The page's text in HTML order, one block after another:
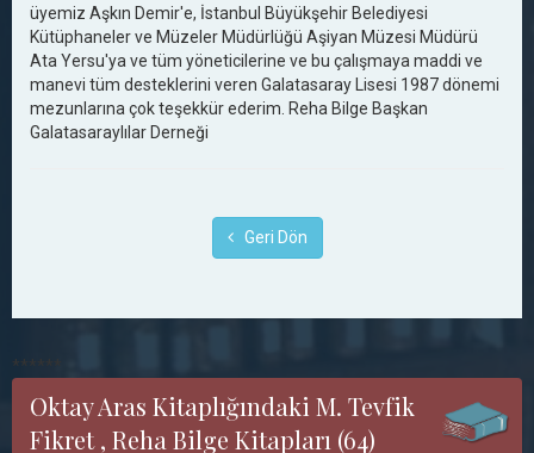
üyemiz Aşkın Demir'e, İstanbul Büyükşehir Belediyesi
Kütüphaneler ve Müzeler Müdürlüğü Aşiyan Müzesi Müdürü
Ata Yersu'ya ve tüm yöneticilerine ve bu çalışmaya maddi ve
manevi tüm desteklerini veren Galatasaray Lisesi 1987 dönemi
mezunlarına çok teşekkür ederim. Reha Bilge Başkan
Galatasaraylılar Derneği
Geri Dön
******
Oktay Aras Kitaplığındaki M. Tevfik
Fikret , Reha Bilge Kitapları (64)